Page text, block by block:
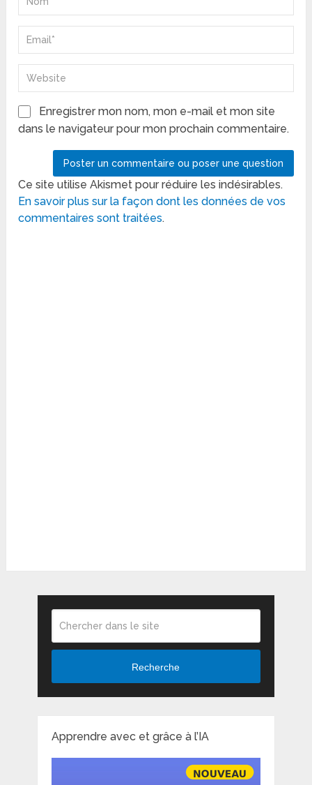
Enregistrer mon nom, mon e-mail et mon site
dans le navigateur pour mon prochain commentaire.
Ce site utilise Akismet pour réduire les indésirables.
En savoir plus sur la façon dont les données de vos
commentaires sont traitées.
Recherche
Apprendre avec et grâce à l’IA